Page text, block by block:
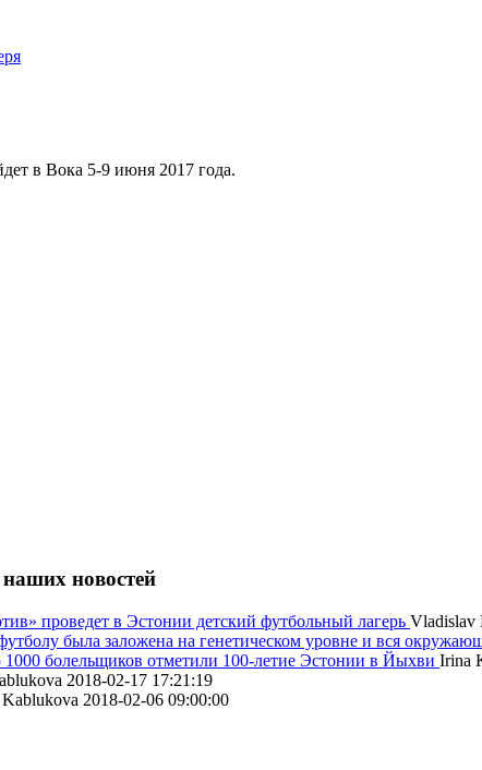
в Вока 5-9 июня 2017 года.
наших новостей
проведет в Эстонии детский футбольный лагерь Vladislav
была заложена на генетическом уровне и вся
1000 болельщиков отметили 100-летие Эстонии в Йыхви Irina
2018-02-17 17:21:19
2018-02-06 09:00:00